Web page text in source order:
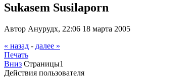
Sukasem Susilaporn
Автор Анурудх, 22:06 18 марта 2005
« назад - далее »
Печать
Вниз Страницы1
Действия пользователя